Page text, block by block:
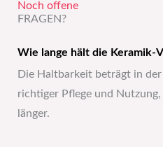
Noch offene
FRA­GEN?
Wie lange hält die Keramik-
Die Haltbarkeit beträgt in der
richtiger Pflege und
länger.